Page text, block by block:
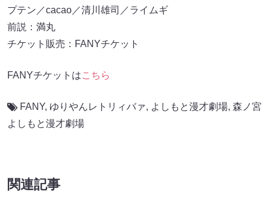
プテン／cacao／清川雄司／ライムギ
前説：満丸
チケット販売：FANYチケット
FANYチケットはこちら
FANY, ゆりやんレトリィバァ, よしもと漫才劇場, 森ノ宮
よしもと漫才劇場
関連記事